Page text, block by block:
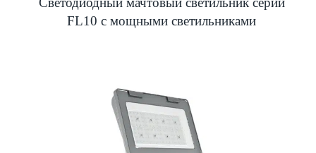
FL10 с мощными светильниками